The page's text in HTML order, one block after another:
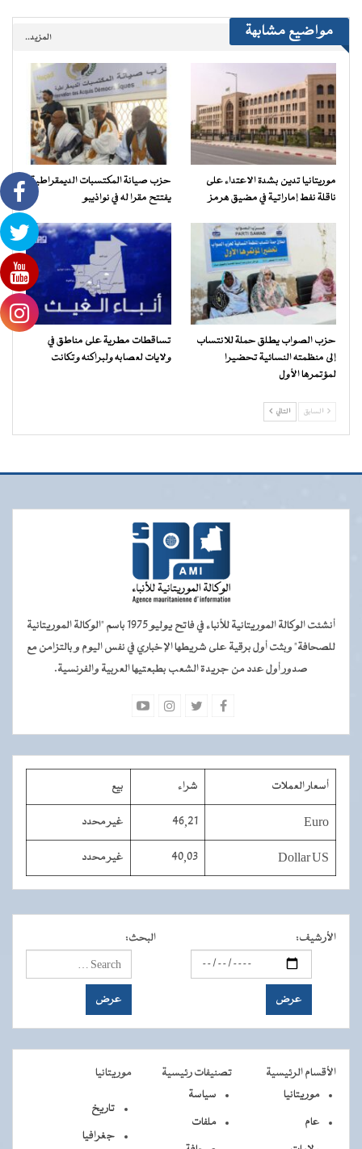
مواضيع مشابهة المزيد..
موريتانيا تدين بشدة الاعتداء على
ناقلة نفط إماراتية في مضيق هرمز
حزب صيانة المكتسبات الديمقراطية
يفتتح مقرا له في نواذيبو
حزب الصواب يطلق حملة للانتساب
إلى منظمته النسائية تحضيرا
لمؤتمرها الأول
تساقطات مطرية على مناطق في
ولايات لعصابه ولبراكنه وتكانت
السابق التالي
أنشئت الوكالة الموريتانية للأنباء في فاتح يوليو 1975 باسم "الوكالة الموريتانية
للصحافة" وبثت أول برقية على شريطها الإخباري في نفس اليوم و بالتزامن مع
صدور أول عدد من جريدة الشعب بطبعتيها العربية والفرنسية.
أسعار العملات شراء بيع
Euro
46,21 غير محدد
Dollar US
40,03 غير محدد
الأرشيف: البحث:
الأقسام الرئيسية تصنيفات رئيسية
موريتانيا
موريتانيا
عام
سياسة
ملفات
تاريخ
جغرافيا